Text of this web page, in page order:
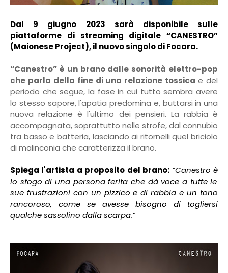
Dal 9 giugno 2023 sarà disponibile sulle
piattaforme di streaming digitale “CANESTRO”
(Maionese Project), il nuovo singolo di Focara.
“Canestro” è un brano dalle sonorità elettro-pop
che parla della fine di una relazione tossicae del
periodo che segue, la fase in cui tutto sembra avere
lo stesso sapore, l'apatia predomina e, buttarsi in una
nuova relazione è l'ultimo dei pensieri. La rabbia è
accompagnata, soprattutto nelle strofe, dal connubio
tra basso e batteria, lasciando ai ritornelli quel briciolo
di malinconia che caratterizza il brano.
Spiega l'artista a proposito del brano: “Canestro è
lo sfogo di una persona ferita che dà voce a tutte le
sue frustrazioni con un pizzico e di rabbia e un tono
rancoroso, come se avesse bisogno di togliersi
qualche sassolino dalla scarpa.”